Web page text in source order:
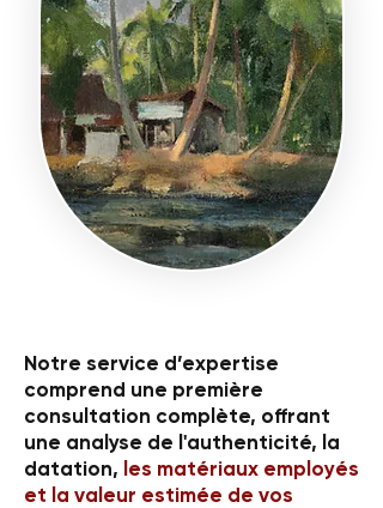
Notre service d’expertise
comprend une première
consultation complète, offrant
une analyse de l'authenticité, la
datation, les matériaux employés
et la valeur estimée de vos